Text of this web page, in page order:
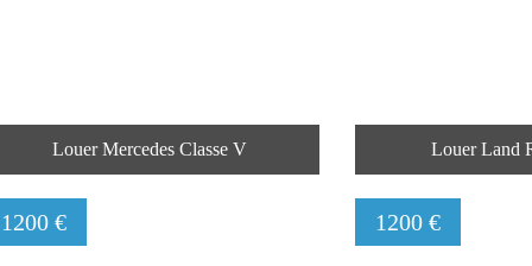
Louer Mercedes Classe V Louer Land
1200 € 1200 €